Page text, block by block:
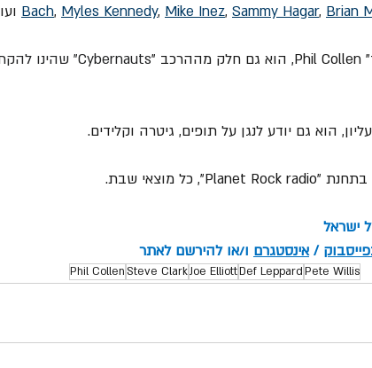
Bach, Myles Kennedy, Mike Inez, Sammy Hagar, Brian
Cybernauts" שהינו להקת מחווה ל-
הוא גם יודע לנגן על תופים, גיטרה וקלידים.
ישראל
/ אינסטגרם ו/או להירשם לאתר
Pete Willis
Def Leppard
Joe Elliott
Steve Clark
Phil Collen